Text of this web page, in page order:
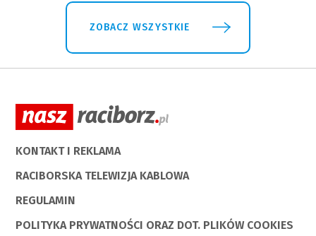
ZOBACZ WSZYSTKIE
KONTAKT I REKLAMA
RACIBORSKA TELEWIZJA KABLOWA
REGULAMIN
POLITYKA PRYWATNOŚCI ORAZ DOT. PLIKÓW COOKIES